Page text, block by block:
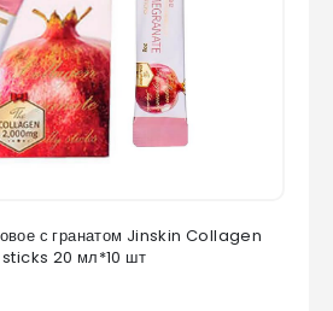
с гранатом Jinskin Collagen
20 мл*10 шт